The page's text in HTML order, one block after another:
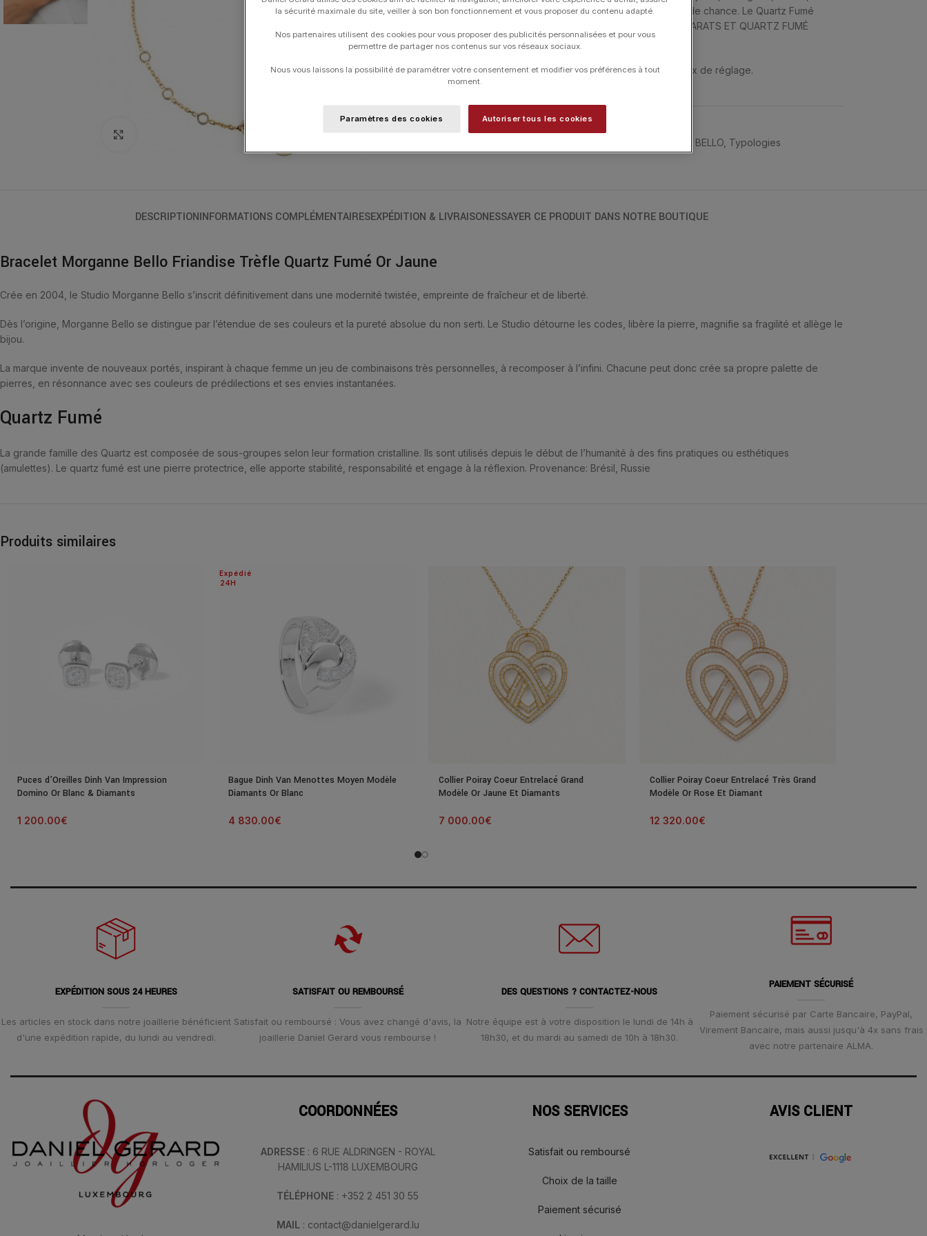
contact de la peau. La taille en « trèfle » est un symbole de chance. Le Quartz Fumé
apporte Stabilité et Réflexion. BRACELET OR JAUNE 18 CARATS ET QUARTZ FUMÉ
MULTI-FACETTÉE (7,95 CARATS).
Les bracelets ont une longueur de 17 cm et ont 4 anneaux de réglage.
MORGANNE BELLO, Typologies
DESCRIPTIONINFORMATIONS COMPLÉMENTAIRESEXPÉDITION & LIVRAISONESSAYER CE PRODUIT DANS NOTRE BOUTIQUE
Bracelet Morganne Bello Friandise Trèfle Quartz Fumé Or Jaune
Crée en 2004, le Studio Morganne Bello s’inscrit définitivement dans une modernité twistée, empreinte de fraîcheur et de liberté.
Dès l’origine, Morganne Bello se distingue par l’étendue de ses couleurs et la pureté absolue du non serti. Le Studio détourne les codes, libère la pierre, magnifie sa fragilité et allège le
bijou.
La marque invente de nouveaux portés, inspirant à chaque femme un jeu de combinaisons très personnelles, à recomposer à l’infini. Chacune peut donc crée sa propre palette de
pierres, en résonnance avec ses couleurs de prédilections et ses envies instantanées.
Quartz Fumé
La grande famille des Quartz est composée de sous-groupes selon leur formation cristalline. Ils sont utilisés depuis le début de l’humanité à des fins pratiques ou esthétiques
(amulettes). Le quartz fumé est une pierre protectrice, elle apporte stabilité, responsabilité et engage à la réflexion. Provenance: Brésil, Russie
Produits similaires
Puces d’Oreilles Dinh Van Impression
Domino Or Blanc & Diamants
1 200.00€
24H
Expédié
Bague Dinh Van Menottes Moyen Modèle
Diamants Or Blanc
4 830.00€
Collier Poiray Coeur Entrelacé Grand
Modèle Or Jaune Et Diamants
7 000.00€
Collier Poiray Coeur Entrelacé Très Grand
Modèle Or Rose Et Diamant
12 320.00€
EXPÉDITION SOUS 24 HEURES
Les articles en stock dans notre joaillerie bénéficient
d'une expédition rapide, du lundi au vendredi.
SATISFAIT OU REMBOURSÉ
Satisfait ou remboursé : Vous avez changé d'avis, la
joaillerie Daniel Gerard vous rembourse !
DES QUESTIONS ? CONTACTEZ-NOUS
Notre équipe est à votre disposition le lundi de 14h à
18h30, et du mardi au samedi de 10h à 18h30.
PAIEMENT SÉCURISÉ
Paiement sécurisé par Carte Bancaire, PayPal,
Virement Bancaire, mais aussi jusqu'à 4x sans frais
avec notre partenaire ALMA.
COORDONNÉES
ADRESSE: 6 RUE ALDRINGEN - ROYAL
HAMILIUS L-1118 LUXEMBOURG
TÉLÉPHONE : +352 2 451 30 55
MAIL : contact@danielgerard.lu
NOS SERVICES
Satisfait ou remboursé
Choix de la taille
Paiement sécurisé
AVIS CLIENT
la sécurité maximale du site, veiller à son bon fonctionnement et vous proposer du contenu adapté.
Nos partenaires utilisent des cookies pour vous proposer des publicités personnalisées et pour vous
permettre de partager nos contenus sur vos réseaux sociaux.
Nous vous laissons la possibilité de paramétrer votre consentement et modifier vos préférences à tout
moment.
Paramètres des cookies Autoriser tous les cookies